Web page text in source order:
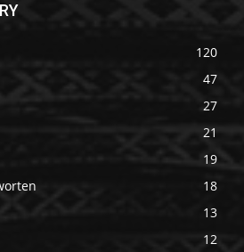
120
47
27
21
19
18
13
12